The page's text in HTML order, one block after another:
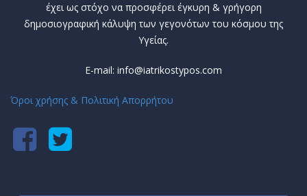
έχει ως στόχο να προσφέρει έγκυρη & γρήγορη
δημοσιογραφική κάλυψη των γεγονότων του κόσμου της
Υγείας.
E-mail: info@iatrikostypos.com
Όροι χρήσης & Πολιτική Απορρήτου